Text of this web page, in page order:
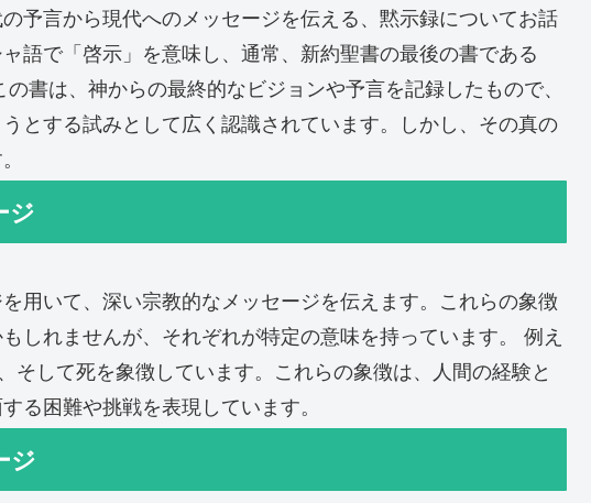
予言から現代へのメッセージを伝える、黙示録についてお話
語で「啓示」を意味し、通常、新約聖書の最後の書である
書は、神からの最終的なビジョンや予言を記録したもので、
とする試みとして広く認識されています。しかし、その真の
ジ
用いて、深い宗教的なメッセージを伝えます。これらの象徴
しれませんが、それぞれが特定の意味を持っています。 例え
そして死を象徴しています。これらの象徴は、人間の経験と
る困難や挑戦を表現しています。
ジ